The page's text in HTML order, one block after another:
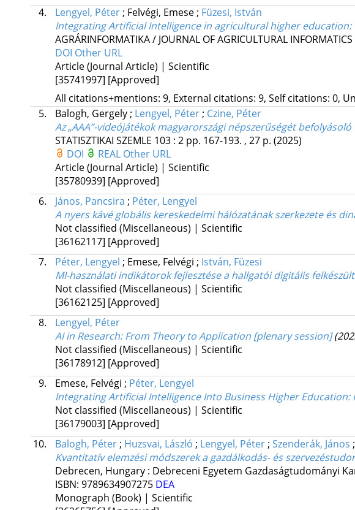
4.
Lengyel, Péter; Felvégi, Emese; Füzesi, István
Integrating Artificial Intelligence in agricultural higher
AGRÁRINFORMATIKA / JOURNAL OF AGRICULTURAL INFORMATICS
DOI Other URL
Article (Journal Article) | Scientific
[35741997] [Approved]
All citations+mentions: 9, External citations: 9, Self citations: 0,
5.
Balogh, Gergely; Lengyel, Péter; Czine, Péter
Az „AAA”-videójátékok magyarországi népszerűségét
STATISZTIKAI SZEMLE 103: 2 pp. 167-193. , 27 p. (2025)
DOI
REAL Other URL
Article (Journal Article) | Scientific
[35780939] [Approved]
6.
János, Pancsira ; Péter, Lengyel
A nyers kávé globális kereskedelmi hálózatának szerkezete és
Not classified (Miscellaneous) | Scientific
[36162117] [Approved]
7.
Péter, Lengyel ; Emese, Felvégi ; István, Füzesi
MI-használati indikátorok fejlesztése a hallgatói digitális
Not classified (Miscellaneous) | Scientific
[36162125] [Approved]
8.
Lengyel, Péter
AI in Research: From Theory to Application [plenary session]
Not classified (Miscellaneous) | Scientific
[36178912] [Approved]
9.
Emese, Felvégi ; Péter, Lengyel
Integrating Artificial Intelligence Into Business Higher
Not classified (Miscellaneous) | Scientific
[36179003] [Approved]
10.
Balogh, Péter; Huzsvai, László ; Lengyel, Péter; Szenderák, János ;
Kvantitatív elemzési módszerek a gazdálkodás- és
Debrecen, Hungary : Debreceni Egyetem Gazdaságtudományi
ISBN: 9789634907275 DEA
Monograph (Book) | Scientific